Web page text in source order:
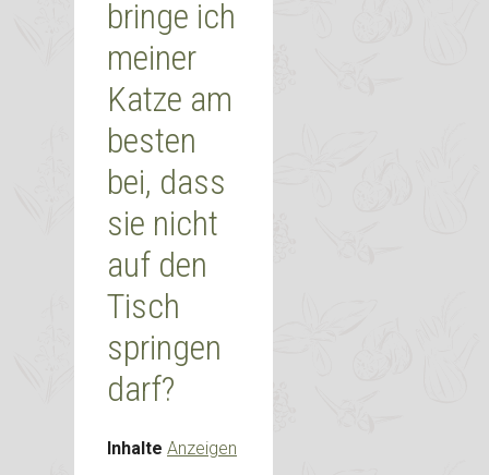
bringe ich
meiner
Katze am
besten
bei, dass
sie nicht
auf den
Tisch
springen
darf?
Inhalte Anzeigen